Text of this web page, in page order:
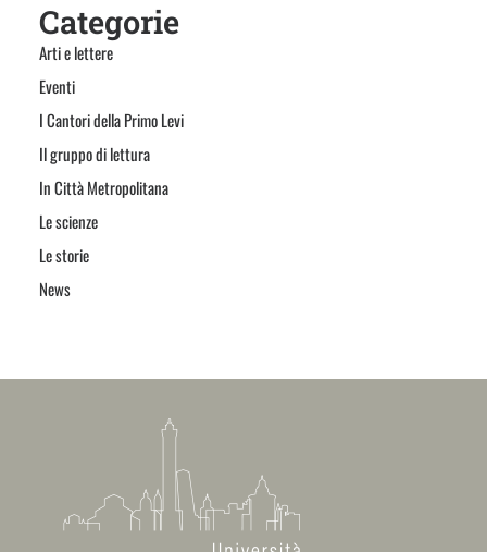
Categorie
Arti e lettere
Eventi
I Cantori della Primo Levi
Il gruppo di lettura
In Città Metropolitana
Le scienze
Le storie
News